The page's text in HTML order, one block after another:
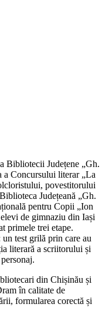
Bibliotecii Județene „Gh.
Concursului literar „La
povestitorului
Județeană „Gh.
pentru Copii „Ion
de gimnaziu din Iași
primele trei etape.
test grilă prin care au
literară a scriitorului și
din Chișinău și
în calitate de
formularea corectă și